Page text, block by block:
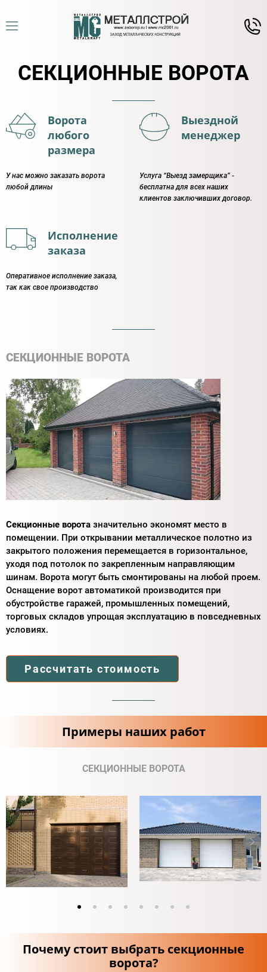
СЕКЦИОННЫЕ ВОРОТА
Ворота
любого
размера
У нас можно заказать ворота
любой длины
Выездной
менеджер
Услуга “Выезд замерщика” -
бесплатна для всех наших
клиентов заключивших договор.
Исполнение
заказа
Оперативное исполнение заказа,
так как свое производство
СЕКЦИОННЫЕ ВОРОТА
Секционные ворота значительно экономят место в
помещении. При открывании металлическое полотно из
закрытого положения перемещается в горизонтальное,
уходя под потолок по закрепленным направляющим
шинам. Ворота могут быть смонтированы на любой проем.
Оснащение ворот автоматикой производится при
обустройстве гаражей, промышленных помещений,
торговых складов упрощая эксплуатацию в повседневных
условиях.
Рассчитать стоимость
Примеры наших работ
СЕКЦИОННЫЕ ВОРОТА
Почему стоит выбрать секционные
ворота?